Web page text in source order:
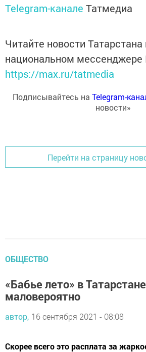
Telegram-канале Татмедиа
Читайте новости Татарстана
национальном мессенджере
https://max.ru/tatmedia
Подписывайтесь на Telegram-
новости»
Перейти на страницу
ОБЩЕСТВО
«Бабье лето» в Татарстане
маловероятно
автор, 16 сентября 2021 - 08:08
Скорее всего это расплата за